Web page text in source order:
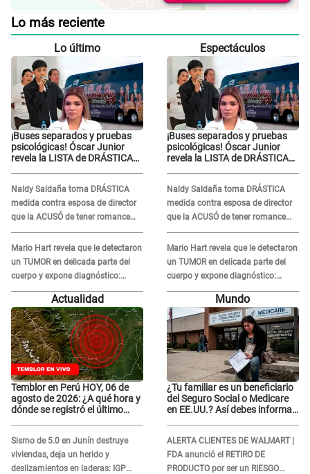
Lo más reciente
Lo último
¡Buses separados y pruebas
psicológicas! Óscar Junior
revela la LISTA de DRÁSTICAS
en 'La Bella Luz' tras caso
Naldy Saldaña
Naldy Saldaña toma DRÁSTICA
medida contra esposa de director
que la ACUSÓ de tener romance
con él: "Muy triste..."
Mario Hart revela que le detectaron
un TUMOR en delicada parte del
cuerpo y expone diagnóstico:
"Dolores muy fuertes..."
Espectáculos
¡Buses separados y pruebas
psicológicas! Óscar Junior
revela la LISTA de DRÁSTICAS
en 'La Bella Luz' tras caso
Naldy Saldaña
Naldy Saldaña toma DRÁSTICA
medida contra esposa de director
que la ACUSÓ de tener romance
con él: "Muy triste..."
Mario Hart revela que le detectaron
un TUMOR en delicada parte del
cuerpo y expone diagnóstico:
"Dolores muy fuertes..."
Actualidad
Temblor en Perú HOY, 06 de
agosto de 2026: ¿A qué hora y
dónde se registró el último
Sismo de 5.0 en Junín destruye
viviendas, deja un herido y
deslizamientos en laderas: IGP
Mundo
¿Tu familiar es un beneficiario
del Seguro Social o Medicare
en EE.UU.? Así debes informar
ALERTA CLIENTES DE WALMART |
FDA anunció el RETIRO DE
PRODUCTO por ser un RIESGO